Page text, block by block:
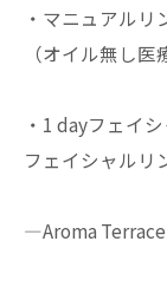
・マニュアルリ
（オイル無し医
・1 dayフェイ
フェイシャルリ
—Aroma